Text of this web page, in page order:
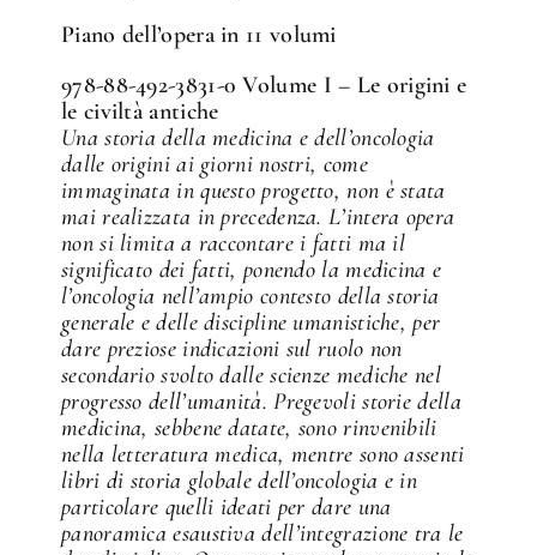
Piano dell’opera in 11 volumi
978-88-492-3831-0 Volume I – Le origini e
le civiltà antiche
Una storia della medicina e dell’oncologia
dalle origini ai giorni nostri, come
immaginata in questo progetto, non è stata
mai realizzata in precedenza. L’intera opera
non si limita a raccontare i fatti ma il
significato dei fatti, ponendo la medicina e
l’oncologia nell’ampio contesto della storia
generale e delle discipline umanistiche, per
dare preziose indicazioni sul ruolo non
secondario svolto dalle scienze mediche nel
progresso dell’umanità. Pregevoli storie della
medicina, sebbene datate, sono rinvenibili
nella letteratura medica, mentre sono assenti
libri di storia globale dell’oncologia e in
particolare quelli ideati per dare una
panoramica esaustiva dell’integrazione tra le